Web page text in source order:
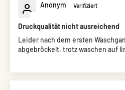
Anonym
Druckqualität nicht ausreichend
Leider nach dem ersten
abgebröckelt, trotz waschen auf